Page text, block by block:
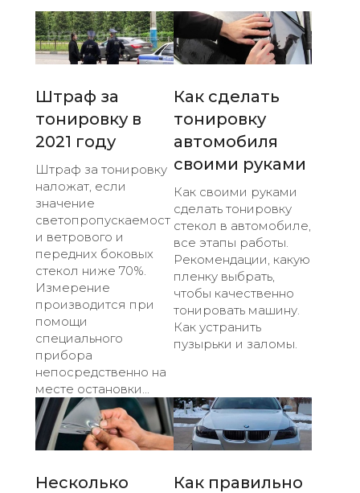
Штраф за
тонировку в
2021 году
Штраф за тонировку
наложат, если
значение
светопропускаемост
и ветрового и
передних боковых
стекол ниже 70%.
Измерение
производится при
помощи
специального
прибора
непосредственно на
месте остановки...
Как сделать
тонировку
автомобиля
своими руками
Как своими руками
сделать тонировку
стекол в автомобиле,
все этапы работы.
Рекомендации, какую
пленку выбрать,
чтобы качественно
тонировать машину.
Как устранить
пузырьки и заломы.
Несколько
Как правильно